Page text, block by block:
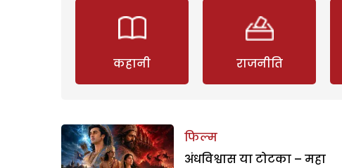
कहानी राजनीति
फिल्म
अंधविश्वास या टोटका – महा